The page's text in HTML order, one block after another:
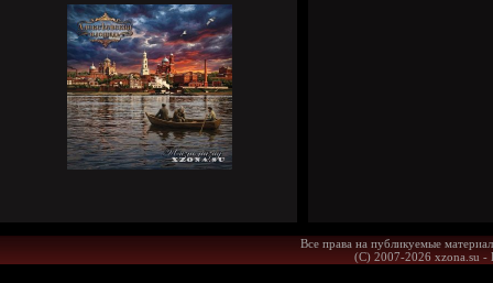
Все права на публикуемые
(С) 2007-2026 xzona.su -